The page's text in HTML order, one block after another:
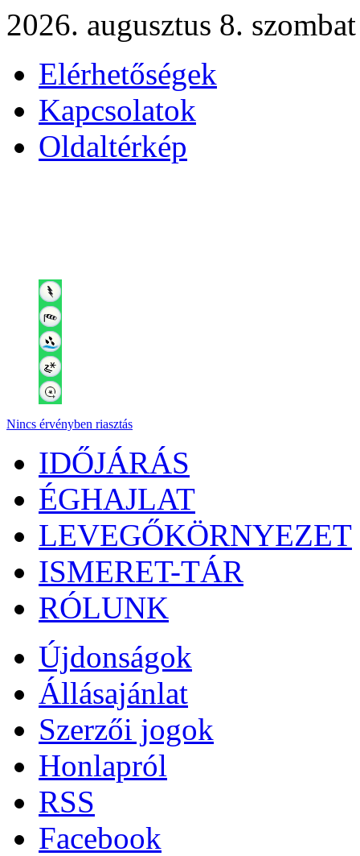
2026. augusztus 8. szombat
Elérhetőségek
Kapcsolatok
Oldaltérkép
Nincs érvényben riasztás
IDŐJÁRÁS
ÉGHAJLAT
LEVEGŐKÖRNYEZET
ISMERET-TÁR
RÓLUNK
Újdonságok
Állásajánlat
Szerzői jogok
Honlapról
RSS
Facebook